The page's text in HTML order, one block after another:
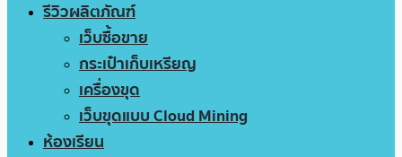
รีวิวผลิตภัณฑ์
เว็บซื้อขาย
กระเป๋าเก็บเหรียญ
เครื่องขุด
เว็บขุดแบบ Cloud Mining
ห้องเรียน